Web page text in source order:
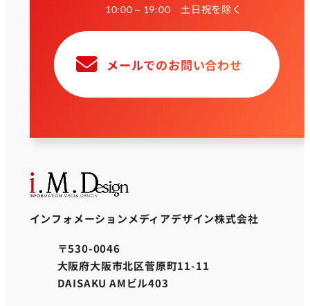
10:00～19:00 土日祝を除く
メールでのお問い合わせ
インフォメーションメディアデザイン株式会社
〒530-0046
大阪府大阪市北区菅原町11-11
DAISAKU AMビル403